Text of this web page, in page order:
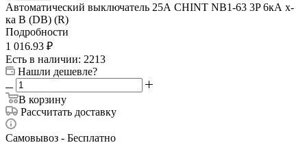
Автоматический выключатель 25А CHINT NB1-63 3P 6кА х-
ка B (DB) (R)
Подробности
1 016.93 ₽
Есть в наличии: 2213
Нашли дешевле?
В корзину
Рассчитать доставку
Самовывоз - Бесплатно